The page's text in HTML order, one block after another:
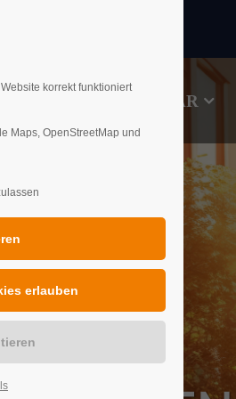
293 City Road, Suite 600
Drop us a line
info@yourdomain.com
SANITÄR
korrekt funktioniert
Maps, OpenStreetMap und